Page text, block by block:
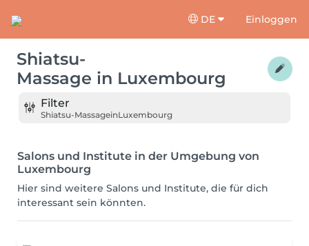
DE Einloggen
Shiatsu-
Massage in Luxembourg
Filter
Shiatsu-MassageinLuxembourg
Salons und Institute in der Umgebung von
Luxembourg
Hier sind weitere Salons und Institute, die für dich
interessant sein könnten.